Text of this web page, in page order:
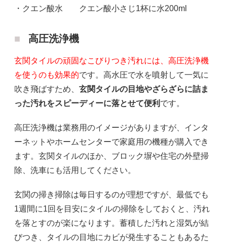
・クエン酸水 クエン酸小さじ1杯に水200ml
高圧洗浄機
玄関タイルの頑固なこびりつき汚れには、高圧洗浄機
を使うのも効果的です。高水圧で水を噴射して一気に
吹き飛ばすため、 玄関タイルの目地やざらざらに詰ま
った汚れをスピーディーに落とせて便利 です。
高圧洗浄機は業務用のイメージがありますが、インタ
ーネットやホームセンターで家庭用の機種が購入でき
ます。玄関タイルのほか、ブロック塀や住宅の外壁掃
除、洗車にも活用してください。
玄関の掃き掃除は毎日するのが理想ですが、最低でも
1週間に1回を目安にタイルの掃除をしておくと、汚れ
を落とすのが楽になります。蓄積した汚れと湿気が結
びつき、タイルの目地にカビが発生することもあるた